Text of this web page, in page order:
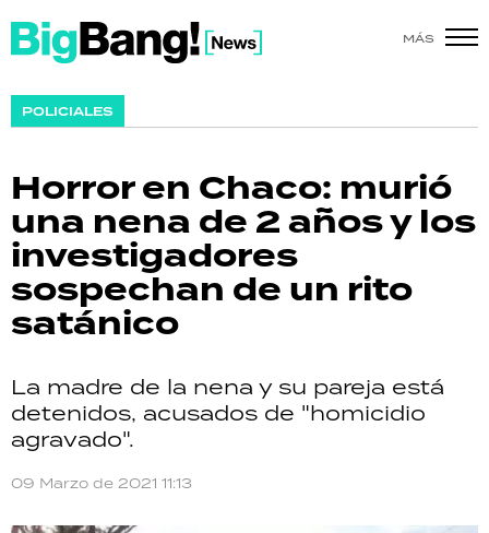
MÁS
POLICIALES
Horror en Chaco: murió
una nena de 2 años y los
investigadores
sospechan de un rito
satánico
La madre de la nena y su pareja está
detenidos, acusados de "homicidio
agravado".
09 Marzo de 2021 11:13
SHOW
ACTUALIDAD
POLICIALES
ECONOMÍA
SALUD
DEPORTES
TECNOLOGÍA